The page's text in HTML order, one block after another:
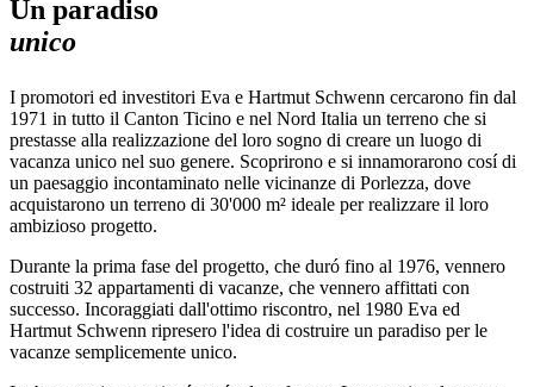
Un paradiso
unico
I promotori ed investitori Eva e Hartmut Schwenn cercarono fin dal
1971 in tutto il Canton Ticino e nel Nord Italia un terreno che si
prestasse alla realizzazione del loro sogno di creare un luogo di
vacanza unico nel suo genere. Scoprirono e si innamorarono cosí di
un paesaggio incontaminato nelle vicinanze di Porlezza, dove
acquistarono un terreno di 30'000 m² ideale per realizzare il loro
ambizioso progetto.
Durante la prima fase del progetto, che duró fino al 1976, vennero
costruiti 32 appartamenti di vacanze, che vennero affittati con
successo. Incoraggiati dall'ottimo riscontro, nel 1980 Eva ed
Hartmut Schwenn ripresero l'idea di costruire un paradiso per le
vacanze semplicemente unico.